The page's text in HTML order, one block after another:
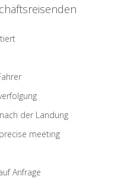
der Landung
meeting
Anfrage